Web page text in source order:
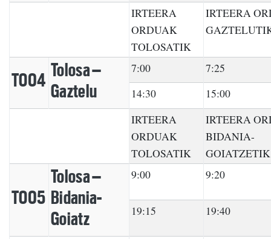
IRTEERA
ORDUAK
TOLOSATIK
IRTEERA
TO04 Tolosa –
Gaztelu
7:00
7:25
14:30
15:00
IRTEERA
ORDUAK
TOLOSATIK
IRTEERA
BIDANIA-
GOIATZETIK
TO05
Tolosa –
Bidania-
Goiatz
9:00 9:20
19:15 19:40